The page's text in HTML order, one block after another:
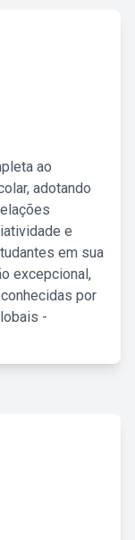
ao
adotando
e
em sua
excepcional,
por
-